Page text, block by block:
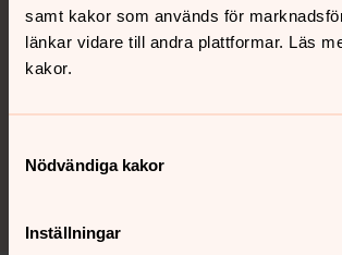
samt kakor som används för
länkar vidare till andra plattformar. Läs
kakor.
Nödvändiga kakor
Inställningar